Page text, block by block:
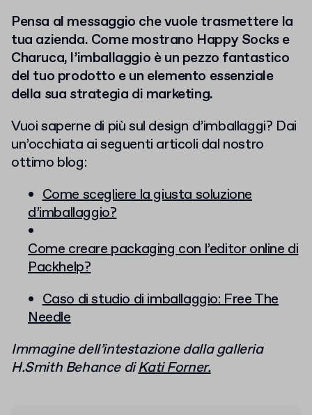
Pensa al messaggio che vuole trasmettere la
tua azienda. Come mostrano Happy Socks e
Charuca, l’imballaggio è un pezzo fantastico
del tuo prodotto e un elemento essenziale
della sua strategia di marketing.
Vuoi saperne di più sul design d’imballaggi? Dai
un’occhiata ai seguenti articoli dal nostro
ottimo blog:
Come scegliere la giusta soluzione
d’imballaggio?
Come creare packaging con l’editor online di
Packhelp?
Caso di studio di imballaggio: Free The
Needle
Immagine dell’intestazione dalla galleria
H.Smith Behance diKati Forner.